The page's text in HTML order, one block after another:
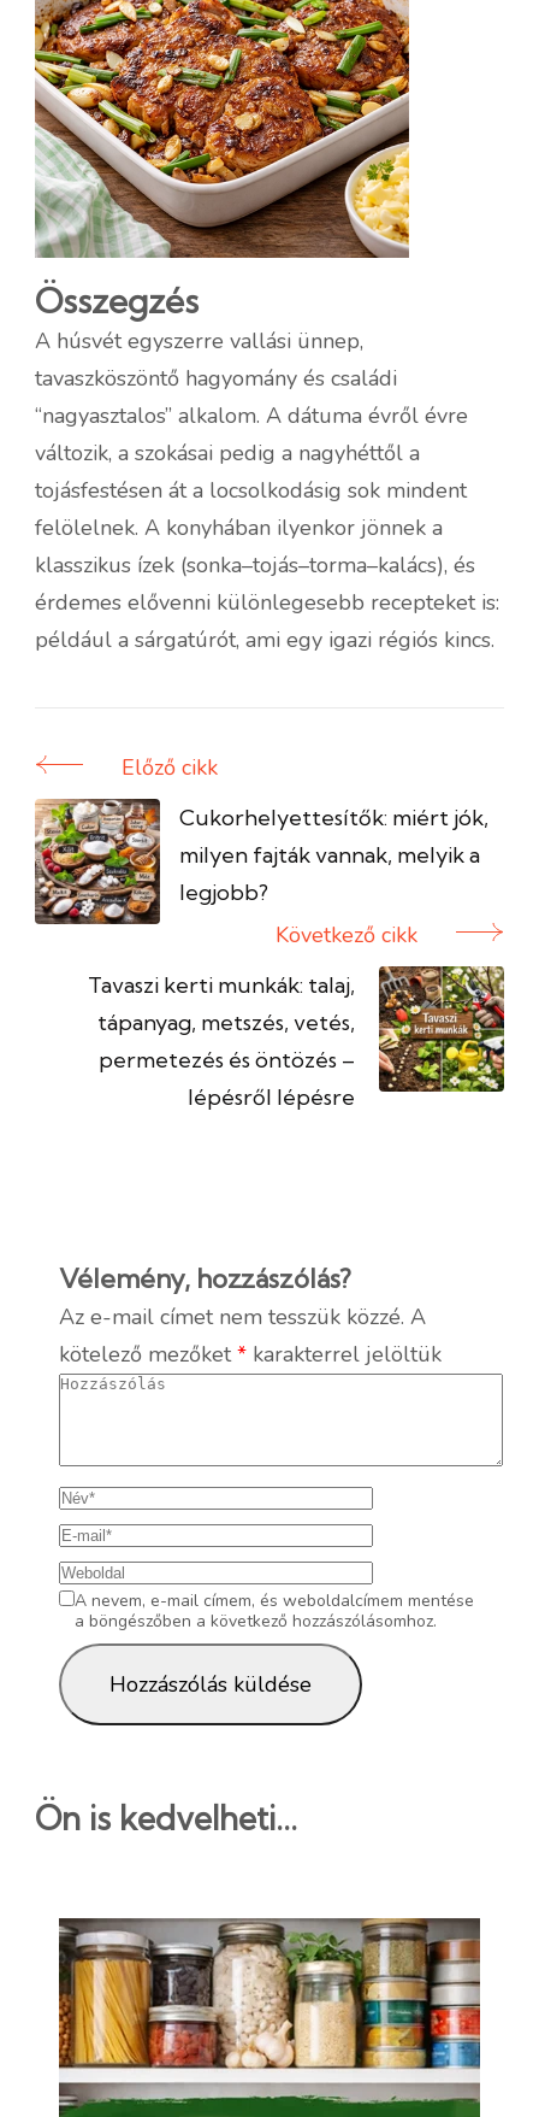
Összegzés
A húsvét egyszerre vallási ünnep,
tavaszköszöntő hagyomány és családi
“nagyasztalos” alkalom. A dátuma évről évre
változik, a szokásai pedig a nagyhéttől a
tojásfestésen át a locsolkodásig sok mindent
felölelnek. A konyhában ilyenkor jönnek a
klasszikus ízek (sonka–tojás–torma–kalács), és
érdemes elővenni különlegesebb recepteket is:
például a sárgatúrót, ami egy igazi régiós kincs.
Bejegyzés
navigáció
Előző cikk
Cukorhelyettesítők: miért jók,
milyen fajták vannak, melyik a
legjobb?
Következő cikk
Tavaszi kerti munkák: talaj,
tápanyag, metszés, vetés,
permetezés és öntözés –
lépésről lépésre
Vélemény, hozzászólás?
Az e-mail címet nem tesszük közzé. A
kötelező mezőket* karakterrel jelöltük
A nevem, e-mail címem, és weboldalcímem mentése
a böngészőben a következő hozzászólásomhoz.
Ön is kedvelheti...